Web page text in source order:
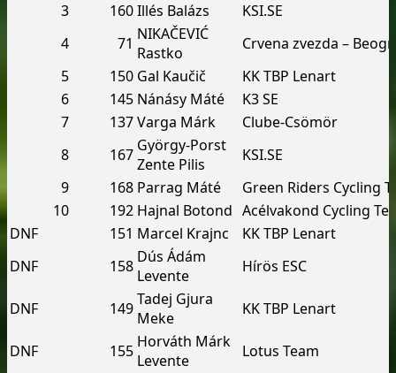
3
160Illés Balázs
KSI.SE
4
71 NIKAČEVIĆ
Rastko
Crvena zvezda –
5
150 Gal Kaučič
KK TBP Lenart
6
145 Nánásy Máté
K3 SE
7
137Varga Márk
Clube-Csömör
8
167 György-Porst
Zente Pilis
KSI.SE
9
168 Parrag Máté
Green Riders Cycling
10
192 Hajnal Botond Acélvakond Cycling
DNF
151 Marcel Krajnc
KK TBP Lenart
DNF
158 Dús Ádám
Levente
Hírös ESC
DNF 149Tadej Gjura
Meke
KK TBP Lenart
DNF 155 Horváth Márk
Levente
Lotus Team